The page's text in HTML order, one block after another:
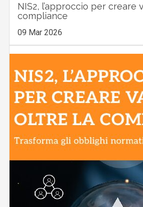
NIS2, l’approccio per creare
compliance
09 Mar 2026